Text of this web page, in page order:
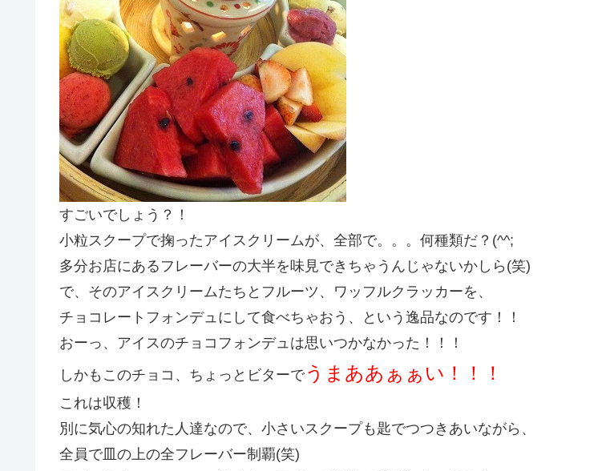
すごいでしょう？！
小粒スクープで掬ったアイスクリームが、全部で。。。何種類だ？(^^;
多分お店にあるフレーバーの大半を味見できちゃうんじゃないかしら(笑)
で、そのアイスクリームたちとフルーツ、ワッフルクラッカーを、
チョコレートフォンデュにして食べちゃおう、という逸品なのです！！
おーっ、アイスのチョコフォンデュは思いつかなかった！！！
しかもこのチョコ、ちょっとビターでうまああぁぁい！！！
これは収穫！
別に気心の知れた人達なので、小さいスクープも匙でつつきあいながら、
全員で皿の上の全フレーバー制覇(笑)